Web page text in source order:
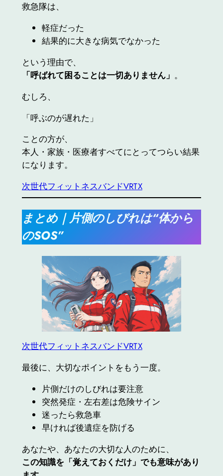
救急隊は、
軽症だった
結果的に大きな病気でなかった
という理由で、
「呼ばれて困ることは一切ありません」 。
むしろ、
「呼ぶのが遅れた」
ことの方が、
本人・家族・医療者すべてにとってつらい結果
になります。
次世代フィットネスバンドVRTX
まとめ｜片側のしびれは“体から
のSOS”
次世代フィットネスバンドVRTX
最後に、大切なポイントをもう一度。
片側だけのしびれは要注意
突然発症・左右差は危険サイン
迷ったら救急車
早ければ後遺症を防げる
あなたや、あなたの大切な人のために、
この知識を「覚えておくだけ」でも意味があり